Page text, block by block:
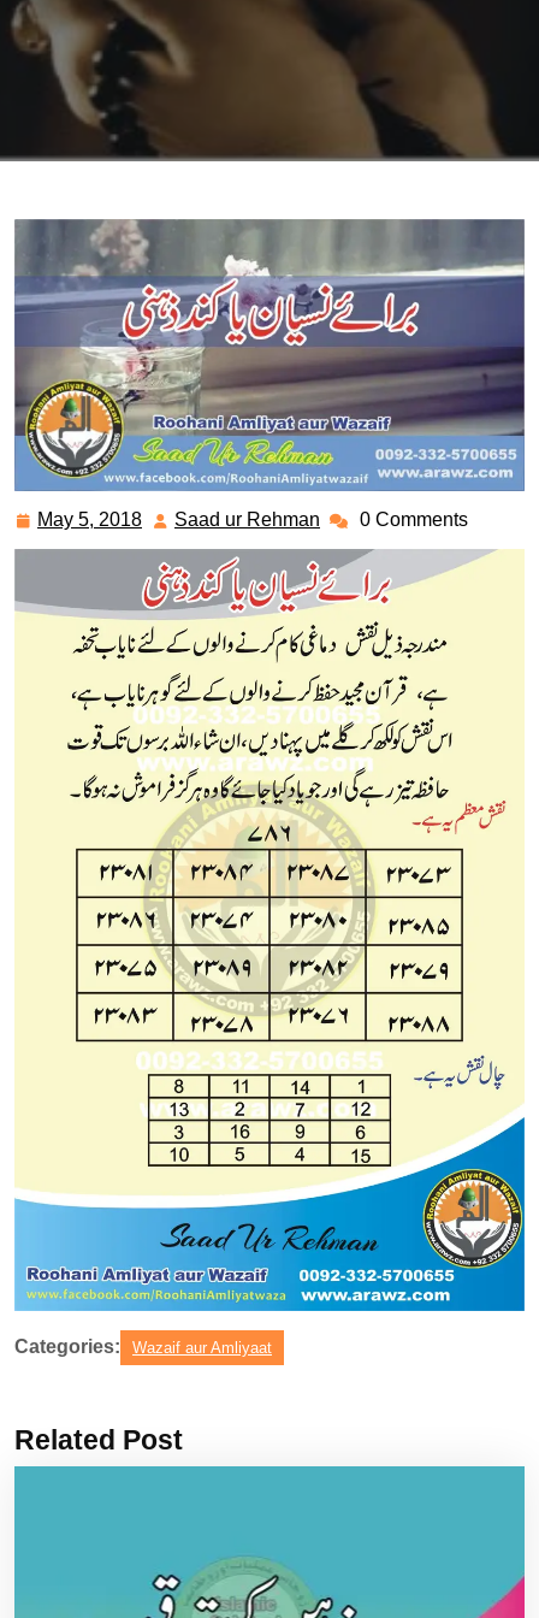
May 5, 2018 May
5,
2018
Saad ur Rehman Saad
ur
Rehman
0 Comments
Categories: Wazaif aur Amliyaat
Related Post